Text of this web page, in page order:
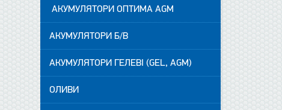
АКУМУЛЯТОРИ ОПТИМА AGM
АКУМУЛЯТОРИ Б/В
АКУМУЛЯТОРИ ГЕЛЕВІ (GEL, AGM)
ОЛИВИ